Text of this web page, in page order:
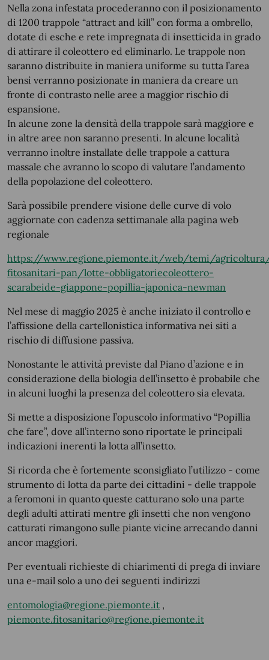
Nella zona infestata procederanno con il posizionamento
di 1200 trappole “attract and kill” con forma a ombrello,
dotate di esche e rete impregnata di insetticida in grado
di attirare il coleottero ed eliminarlo. Le trappole non
saranno distribuite in maniera uniforme su tutta l’area
bensì verranno posizionate in maniera da creare un
fronte di contrasto nelle aree a maggior rischio di
espansione.
In alcune zone la densità della trappole sarà maggiore e
in altre aree non saranno presenti. In alcune località
verranno inoltre installate delle trappole a cattura
massale che avranno lo scopo di valutare l’andamento
della popolazione del coleottero.
Sarà possibile prendere visione delle curve di volo
aggiornate con cadenza settimanale alla pagina web
regionale
https://www.regione.piemonte.it/web/temi/
fitosanitari-pan/lotte-obbligatoriecoleottero-
scarabeide-giappone-popillia-japonica-newman
Nel mese di maggio 2025 è anche iniziato il controllo e
l’affissione della cartellonistica informativa nei siti a
rischio di diffusione passiva.
Nonostante le attività previste dal Piano d’azione e in
considerazione della biologia dell’insetto è probabile che
in alcuni luoghi la presenza del coleottero sia elevata.
Si mette a disposizione l’opuscolo informativo “Popillia
che fare”, dove all’interno sono riportate le principali
indicazioni inerenti la lotta all’insetto.
Si ricorda che è fortemente sconsigliato l’utilizzo - come
strumento di lotta da parte dei cittadini - delle trappole
a feromoni in quanto queste catturano solo una parte
degli adulti attirati mentre gli insetti che non vengono
catturati rimangono sulle piante vicine arrecando danni
ancor maggiori.
Per eventuali richieste di chiarimenti di prega di inviare
una e-mail solo a uno dei seguenti indirizzi
entomologia@regione.piemonte.it ,
piemonte.fitosanitario@regione.piemonte.it